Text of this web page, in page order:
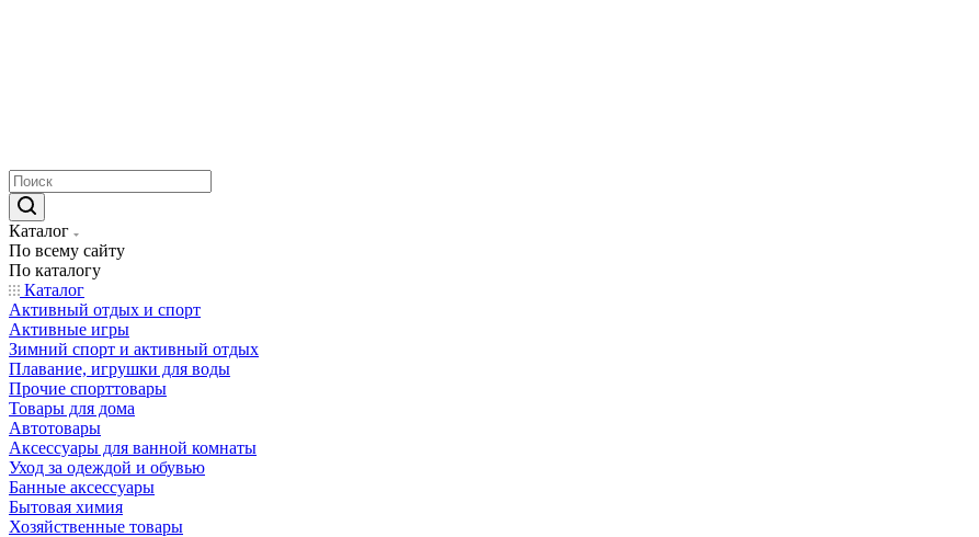
Каталог
По всему сайту
По каталогу
Каталог
Активный отдых и спорт
Активные игры
Зимний спорт и активный отдых
Плавание, игрушки для воды
Прочие спорттовары
Товары для дома
Автотовары
Аксессуары для ванной комнаты
Уход за одеждой и обувью
Банные аксессуары
Бытовая химия
Хозяйственные товары